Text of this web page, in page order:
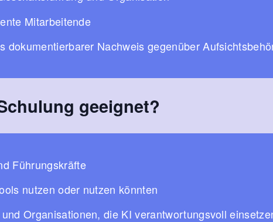
Mitarbeitende
dokumentierbarer Nachweis gegenüber
geeignet?
Führungskräfte
nutzen oder nutzen könnten
Organisationen, die KI verantwortungsvoll